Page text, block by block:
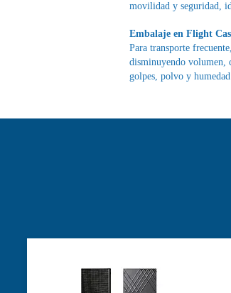
movilidad y seguridad,
Embalaje en Flight
Para transporte
disminuyendo volumen,
golpes, polvo y